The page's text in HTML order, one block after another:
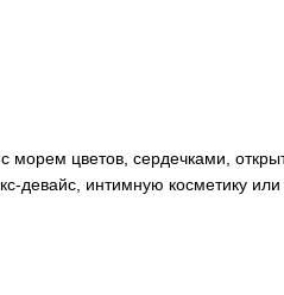
морем цветов, сердечками,
девайс, интимную косметику